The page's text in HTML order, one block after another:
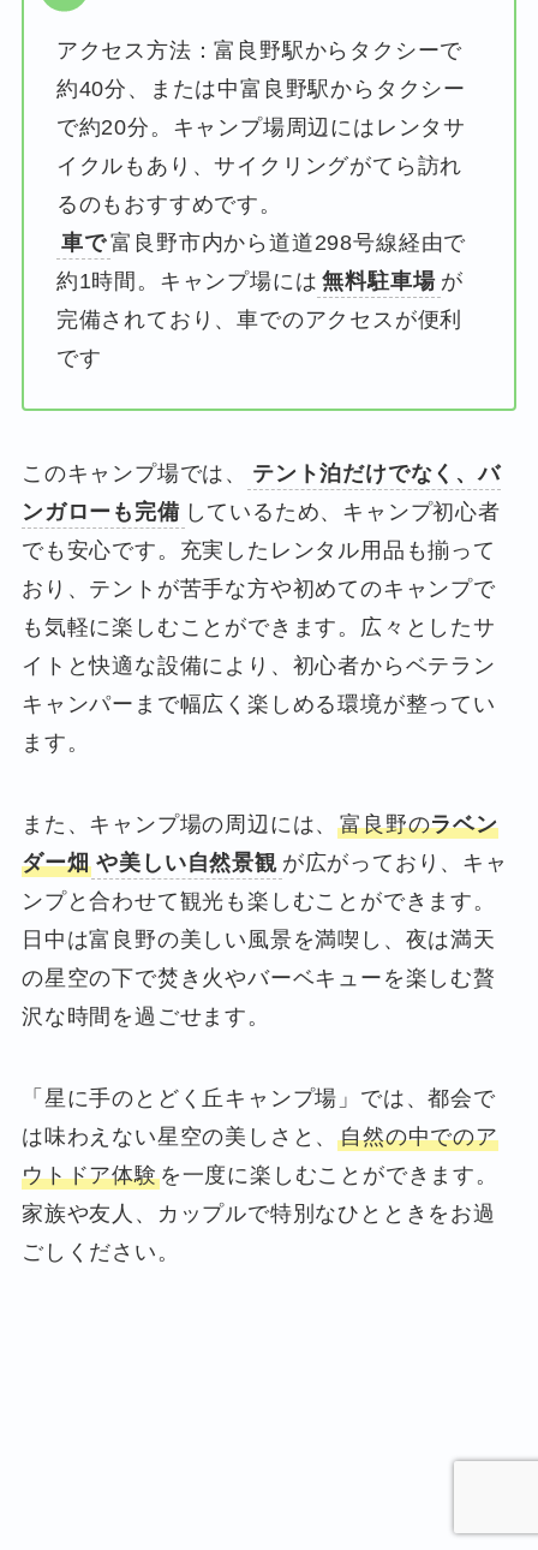
アクセス方法：富良野駅からタクシーで
約40分、または中富良野駅からタクシー
で約20分。キャンプ場周辺にはレンタサ
イクルもあり、サイクリングがてら訪れ
るのもおすすめです。
車で 富良野市内から道道298号線経由で
約1時間。キャンプ場には 無料駐車場 が
完備されており、車でのアクセスが便利
です
このキャンプ場では、
テント泊だけでなく、バ
ンガローも完備 しているため、キャンプ初心者
でも安心です。充実したレンタル用品も揃って
おり、テントが苦手な方や初めてのキャンプで
も気軽に楽しむことができます。広々としたサ
イトと快適な設備により、初心者からベテラン
キャンパーまで幅広く楽しめる環境が整ってい
ます。
また、キャンプ場の周辺には、富良野のラベン
ダー畑 や美しい自然景観 が広がっており、キャ
ンプと合わせて観光も楽しむことができます。
日中は富良野の美しい風景を満喫し、夜は満天
の星空の下で焚き火やバーベキューを楽しむ贅
沢な時間を過ごせます。
「星に手のとどく丘キャンプ場」では、都会で
は味わえない星空の美しさと、自然の中でのア
ウトドア体験を一度に楽しむことができます。
家族や友人、カップルで特別なひとときをお過
ごしください。